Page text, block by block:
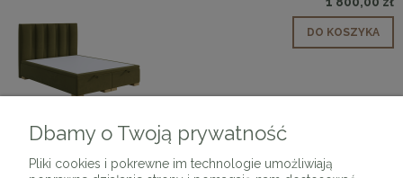
DO KOSZYKA
Dbamy o Twoją prywatność
Pliki cookies i pokrewne im technologie umożliwiają